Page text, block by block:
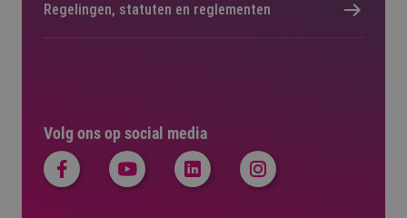
Volg ons op social media
Regelingen, statuten en reglementen